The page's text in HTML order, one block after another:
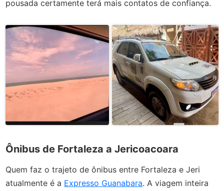
pousada certamente terá mais contatos de confiança.
Ônibus de Fortaleza a Jericoacoara
Quem faz o trajeto de ônibus entre Fortaleza e Jeri
atualmente é a Expresso Guanabara. A viagem inteira